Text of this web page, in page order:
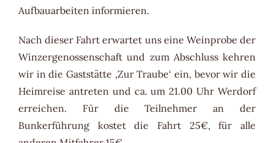
Aufbauarbeiten informieren.
Nach dieser Fahrt erwartet uns eine Weinprobe der
Winzergenossenschaft und zum Abschluss kehren
wir in die Gaststätte ‚Zur Traube‘ ein, bevor wir die
Heimreise antreten und ca. um 21.00 Uhr Werdorf
erreichen. Für die Teilnehmer an der
Bunkerführung kostet die Fahrt 25€, für alle